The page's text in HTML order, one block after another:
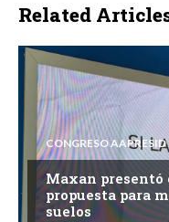
Related
CONGRESO
Maxan presentó
propuesta para
suelos